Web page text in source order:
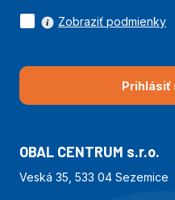
Prihlásiť
Zobraziť podmienky
OBAL CENTRUM s.r.o.
Veská 35, 533 04 Sezemice